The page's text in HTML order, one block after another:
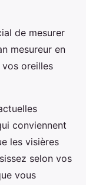
de mesurer
mesureur en
oreilles
conviennent
les visières
selon vos
vous